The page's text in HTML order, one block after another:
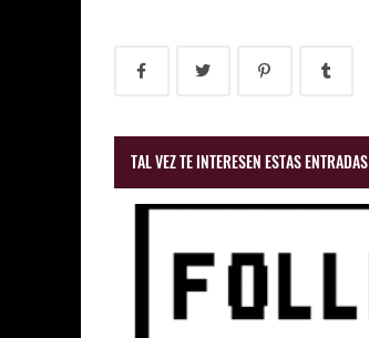
TAL VEZ TE INTERESEN ESTAS ENTRADAS